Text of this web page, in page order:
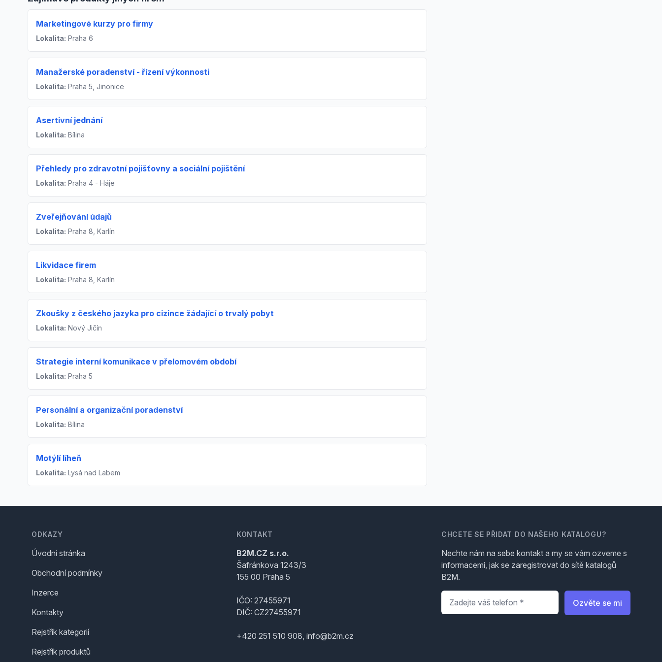
Marketingové kurzy pro firmy
Lokalita: Praha 6
Manažerské poradenství - řízení výkonnosti
Lokalita: Praha 5, Jinonice
Asertivní jednání
Lokalita: Bílina
Přehledy pro zdravotní pojišťovny a sociální pojištění
Lokalita: Praha 4 - Háje
Zveřejňování údajů
Lokalita: Praha 8, Karlín
Likvidace firem
Lokalita: Praha 8, Karlín
Zkoušky z českého jazyka pro cizince žádající o trvalý pobyt
Lokalita: Nový Jičín
Strategie interní komunikace v přelomovém období
Lokalita: Praha 5
Personální a organizační poradenství
Lokalita: Bílina
Motýlí líheň
Lokalita: Lysá nad Labem
ODKAZY
Úvodní stránka
Obchodní podmínky
Inzerce
Kontakty
Rejstřík kategorií
Rejstřík produktů
KONTAKT
B2M.CZ s.r.o.
Šafránkova 1243/3
155 00 Praha 5
IČO: 27455971
DIČ: CZ27455971
+420 251 510 908, info@b2m.cz
CHCETE SE PŘIDAT DO NAŠEHO KATALOGU?
Nechte nám na sebe kontakt a my se vám ozveme s
informacemi, jak se zaregistrovat do sítě katalogů
B2M.
Telefon
Ozvěte se mi